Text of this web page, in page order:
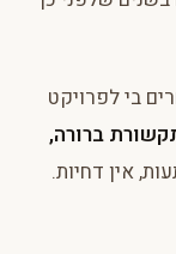
בי לפרויקט
ברורה,
אין דחיות.